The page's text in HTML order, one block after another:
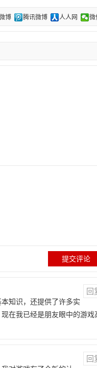
博 腾讯微博 人人网 微
回
知识，还提供了许多实
在我已经是朋友眼中的游戏
回